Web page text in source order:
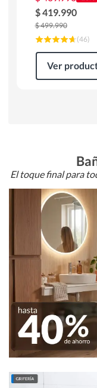
$419.990
$499.990
(46)
Ver
El toque final para